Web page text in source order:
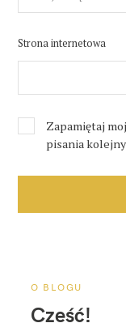
Strona internetowa
Zapamiętaj
pisania
O BLOGU
Cześć!